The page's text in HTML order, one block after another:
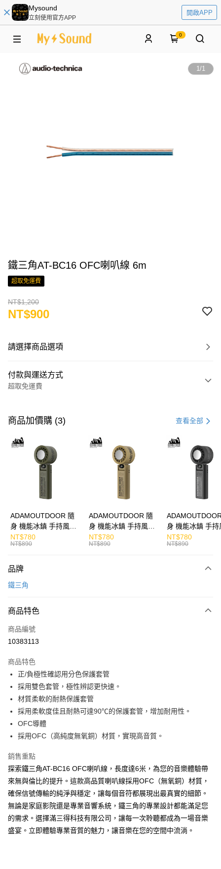
Mysound
立刻使用官方APP
開啟APP
0
1/1
鐵三角AT-BC16 OFC喇叭線 6m
超取免運費
NT$1,200
NT$900
請選擇商品選項
付款與運送方式
超取免運費
信用卡一次付款
LINE Pay
Apple Pay
運送方式
免運費
付款後7-11取貨
宅配
每筆NT$130，滿NT$399(含以上)免運費
商品加價購 (3) 查看全部
ADAMOUTDOOR 隨
身 機能冰鎮 手持風扇
掛繩
NT$780
NT$890
ADAMOUTDOOR 隨
身 機能冰鎮 手持風扇
掛繩
NT$780
NT$890
身 機能冰鎮 手持
掛繩
NT$780
NT$890
品牌
鐵三角
商品特色
商品編號
10383113
商品特色
正/負極性確認用分色保護套管
採用雙色套管，極性辨認更快速。
材質柔軟的耐熱保護套管
採用柔軟度佳且耐熱可達90℃的保護套管，增加耐用性。
OFC導體
採用OFC（高純度無氧銅）材質，實現高音質。
銷售重點
探索鐵三角AT-BC16 OFC喇叭線，長度達6米，為您的音樂體驗帶
來無與倫比的提升。這款高品質喇叭線採用OFC（無氧銅）材質，
確保信號傳輸的純淨與穩定，讓每個音符都展現出最真實的細節。
無論是家庭影院還是專業音響系統，鐵三角的專業設計都能滿足您
的需求。選擇滿三得科技有限公司，讓每一次聆聽都成為一場音樂
盛宴。立即體驗專業音質的魅力，讓音樂在您的空間中流淌。